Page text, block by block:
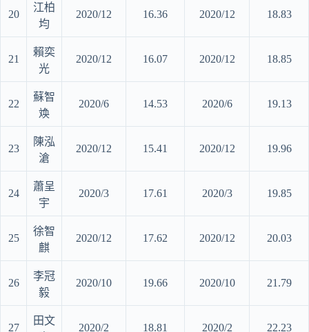
20
江柏
均
2020/12 16.36 2020/12 18.83
21
賴奕
光
2020/12 16.07 2020/12 18.85
22
蘇智
㪱
2020/6 14.53 2020/6 19.13
23
陳泓
滄
2020/12 15.41 2020/12 19.96
24
蕭呈
宇
2020/3 17.61 2020/3 19.85
25
徐智
麒
2020/12 17.62 2020/12 20.03
26
李冠
毅
2020/10 19.66 2020/10 21.79
27
田文
2020/2 18.81 2020/2 22.23